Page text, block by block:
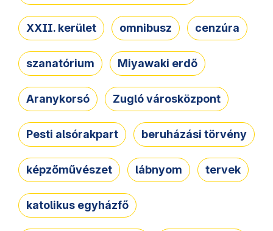
XXII. kerület omnibusz cenzúra
szanatórium Miyawaki erdő
Aranykorsó Zugló városközpont
Pesti alsórakpart beruházási törvény
képzőművészet lábnyom tervek
katolikus egyházfő